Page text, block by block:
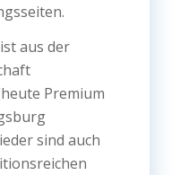
aus der
Premium
sind auch